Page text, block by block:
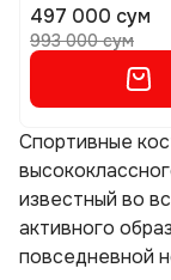
497 000 сум
993 000 сум
Спортивные
известный во
активного
повседневной